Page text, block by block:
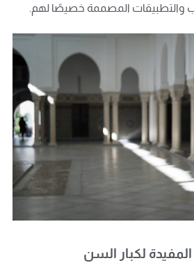
والتطبيقات المصممة خصيصًا لهم.
لكبار السن